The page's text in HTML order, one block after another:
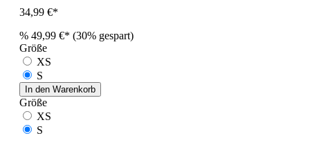
34,99 €*
% 49,99 €* (30% gespart)
Größe
XS
S
In den Warenkorb
Größe
XS
S